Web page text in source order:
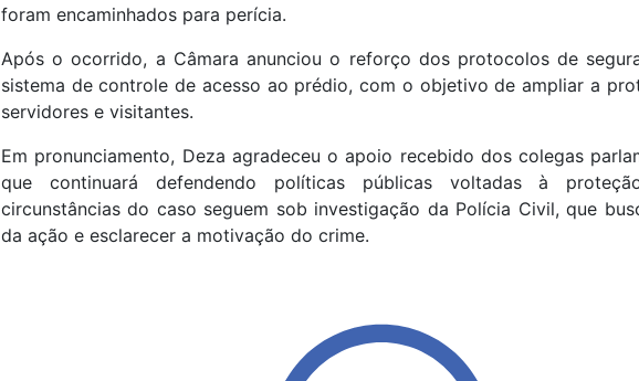
foram encaminhados para perícia.
Após o ocorrido, a Câmara anunciou o reforço dos protocolos de
sistema de controle de acesso ao prédio, com o objetivo de ampliar a
servidores e visitantes.
Em pronunciamento, Deza agradeceu o apoio recebido dos colegas
que continuará defendendo políticas públicas voltadas à
circunstâncias do caso seguem sob investigação da Polícia Civil, que
da ação e esclarecer a motivação do crime.